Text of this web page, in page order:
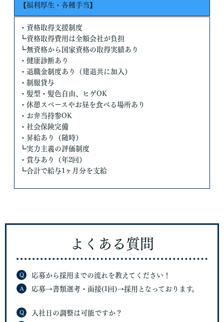
【福利厚生・各種手当】
・資格取得支援制度
┗資格取得費用は全額会社が負担
┗無資格から国家資格の取得実績あり
・健康診断あり
・退職金制度あり（建退共に加入）
・制服貸与
・髪型・髪色自由、ヒゲOK
・休憩スペースやお昼を食べる場所あり
・お弁当持参OK
・社会保険完備
・昇給あり（随時）
┗実力主義の評価制度
・賞与あり（年2回）
┗合計で給与1ヶ月分を支給
よくある質問
Q 応募から採用までの流れを教えてください！
A 応募→書類選考・面接(1回)→採用となっております。
Q 入社日の調整は可能ですか？